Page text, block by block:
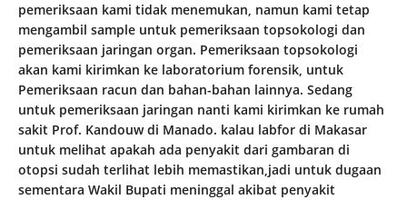
pemeriksaan kami tidak menemukan, namun kami tetap
mengambil sample untuk pemeriksaan topsokologi dan
pemeriksaan jaringan organ. Pemeriksaan topsokologi
akan kami kirimkan ke laboratorium forensik, untuk
Pemeriksaan racun dan bahan-bahan lainnya. Sedang
untuk pemeriksaan jaringan nanti kami kirimkan ke rumah
sakit Prof. Kandouw di Manado. kalau labfor di Makasar
untuk melihat apakah ada penyakit dari gambaran di
otopsi sudah terlihat lebih memastikan,jadi untuk dugaan
sementara Wakil Bupati meninggal akibat penyakit